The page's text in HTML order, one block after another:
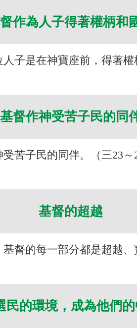
作為人子得著權柄和
子是在神寶座前，得著
基督作神受苦子民的同
苦子民的同伴。（三23
基督的超越
督的每一部分都是超越
民的環境，成為他們